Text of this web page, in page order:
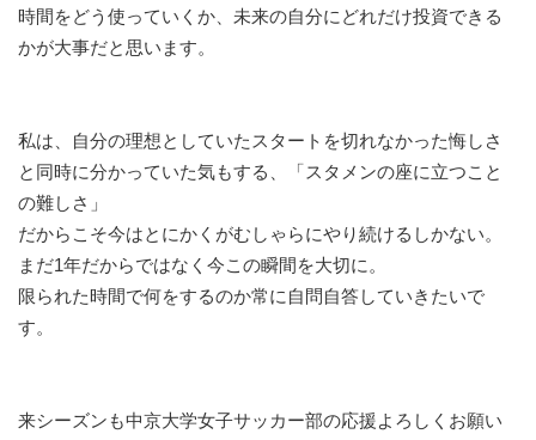
時間をどう使っていくか、未来の自分にどれだけ投資できる
かが大事だと思います。
私は、自分の理想としていたスタートを切れなかった悔しさ
と同時に分かっていた気もする、「スタメンの座に立つこと
の難しさ」
だからこそ今はとにかくがむしゃらにやり続けるしかない。
まだ1年だからではなく今この瞬間を大切に。
限られた時間で何をするのか常に自問自答していきたいで
す。
来シーズンも中京大学女子サッカー部の応援よろしくお願い